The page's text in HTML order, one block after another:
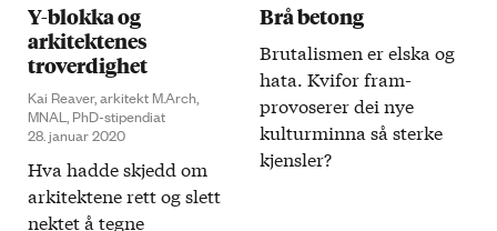
Y-blokka og
arkitektenes
troverdighet
Kai Reaver, arkitekt M.Arch,
MNAL, PhD-stipendiat
28. januar 2020
Hva hadde skjedd om
arkitektene rett og slett
nektet å tegne
Brå betong
Brutalismen er elska og
hata. Kvifor fram­
provoserer dei nye
kultur­minna så sterke
kjensler?